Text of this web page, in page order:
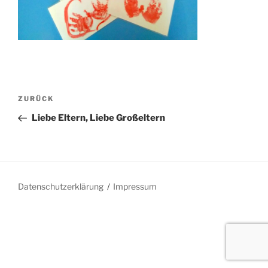
Beitragsnavigation
Vorheriger
Beitrag
ZURÜCK
Liebe Eltern, Liebe Großeltern
Datenschutzerklärung Impressum